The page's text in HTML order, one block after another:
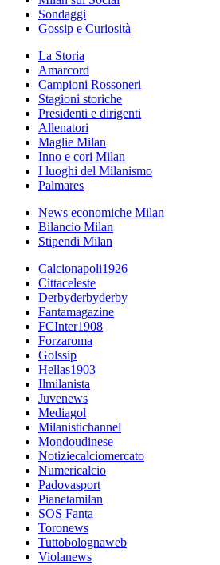
Sondaggi
Gossip e Curiosità
La Storia
Amarcord
Campioni Rossoneri
Stagioni storiche
Presidenti e dirigenti
Allenatori
Maglie Milan
Inno e cori Milan
I luoghi del Milanismo
Palmares
News economiche Milan
Bilancio Milan
Stipendi Milan
Calcionapoli1926
Cittaceleste
Derbyderbyderby
Fantamagazine
FCInter1908
Forzaroma
Golssip
Hellas1903
Ilmilanista
Juvenews
Mediagol
Milanistichannel
Mondoudinese
Notiziecalciomercato
Numericalcio
Padovasport
Pianetamilan
SOS Fanta
Toronews
Tuttobolognaweb
Violanews